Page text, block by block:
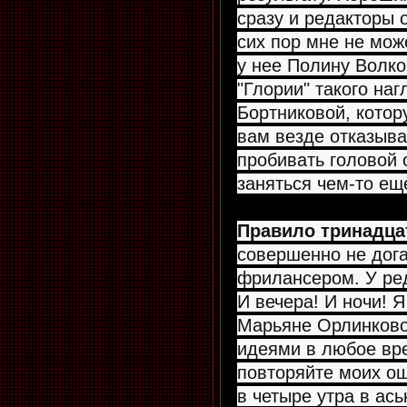
сразу и редакторы
сих пор мне не
у нее Полину
"Глории" такого
Бортниковой,
вам везде
пробивать головой
заняться чем-то
Правило
совершенно не
фрилансером. У
И вечера! И ночи!
Марьяне
идеями в любое
повторяйте моих
в четыре утра в